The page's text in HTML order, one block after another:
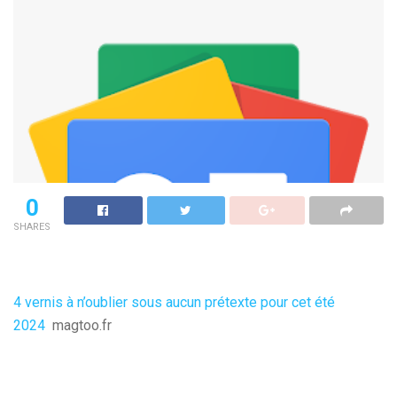
0
SHARES
4 vernis à n’oublier sous aucun prétexte pour cet été
2024 magtoo.fr